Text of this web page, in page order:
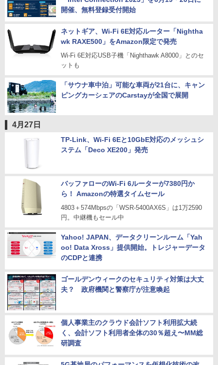
開催、無料登録受付開始
ネットギア、Wi-Fi 6E対応ルーター「Nightha
wk RAXE500」をAmazon限定で発売
Wi-Fi 6E対応USB子機「Nighthawk A8000」とのセ
ットも
「サウナ車中泊」可能な車両が21台に、キャン
ピングカーシェアのCarstayが全国で展開
4月27日
TP-Link、Wi-Fi 6Eと10GbE対応のメッシュシ
ステム「Deco XE200」発売
バッファローのWi-Fi 6ルーターが7380円か
ら！ Amazonの特選タイムセール
4803＋574Mbpsの「WSR-5400AX6S」は1万2590
円。中継機もセール中
Yahoo! JAPAN、データクリーンルーム「Yah
oo! Data Xross」提供開始。トレジャーデータ
のCDPと連携
ゴールデンウィークのセキュリティ対策は大丈
夫？ 政府機関と警察庁が注意喚起
個人事業主のクラウド会計ソフト利用拡大続
く、会計ソフト利用者全体の30％超え〜MM総
研調査